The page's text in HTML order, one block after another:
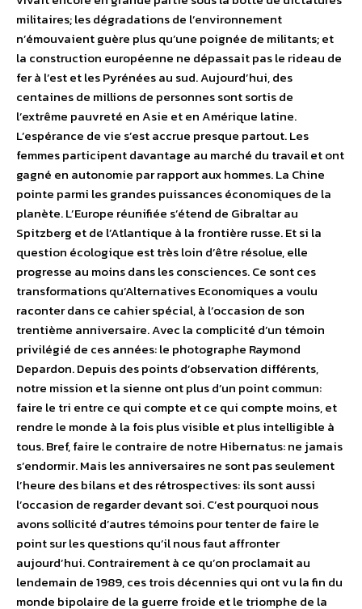
militaires; les dégradations de l’environnement
n’émouvaient guère plus qu’une poignée de militants; et
la construction européenne ne dépassait pas le rideau de
fer à l’est et les Pyrénées au sud. Aujourd’hui, des
centaines de millions de personnes sont sortis de
l’extrême pauvreté en Asie et en Amérique latine.
L’espérance de vie s’est accrue presque partout. Les
femmes participent davantage au marché du travail et ont
gagné en autonomie par rapport aux hommes. La Chine
pointe parmi les grandes puissances économiques de la
planète. L’Europe réunifiée s’étend de Gibraltar au
Spitzberg et de l’Atlantique à la frontière russe. Et si la
question écologique est très loin d’être résolue, elle
progresse au moins dans les consciences. Ce sont ces
transformations qu’Alternatives Economiques a voulu
raconter dans ce cahier spécial, à l’occasion de son
trentième anniversaire. Avec la complicité d’un témoin
privilégié de ces années: le photographe Raymond
Depardon. Depuis des points d’observation différents,
notre mission et la sienne ont plus d’un point commun:
faire le tri entre ce qui compte et ce qui compte moins, et
rendre le monde à la fois plus visible et plus intelligible à
tous. Bref, faire le contraire de notre Hibernatus: ne jamais
s’endormir. Mais les anniversaires ne sont pas seulement
l’heure des bilans et des rétrospectives: ils sont aussi
l’occasion de regarder devant soi. C’est pourquoi nous
avons sollicité d’autres témoins pour tenter de faire le
point sur les questions qu’il nous faut affronter
aujourd’hui. Contrairement à ce qu’on proclamait au
lendemain de 1989, ces trois décennies qui ont vu la fin du
monde bipolaire de la guerre froide et le triomphe de la